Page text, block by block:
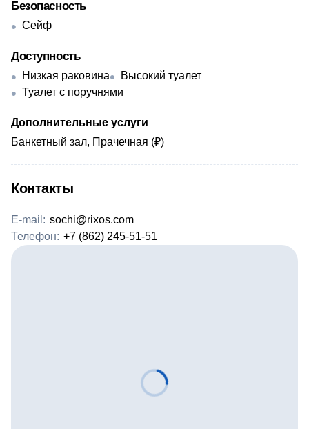
Безопасность
Сейф
Доступность
Низкая раковина
Высокий туалет
Туалет с поручнями
Дополнительные услуги
Банкетный зал, Прачечная (₽)
Контакты
E-mail: sochi@rixos.com
Телефон: +7 (862) 245-51-51